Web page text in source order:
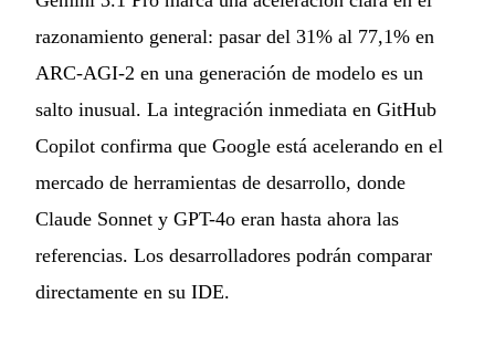
razonamiento general: pasar del 31% al 77,1% en
ARC-AGI-2 en una generación de modelo es un
salto inusual. La integración inmediata en GitHub
Copilot confirma que Google está acelerando en el
mercado de herramientas de desarrollo, donde
Claude Sonnet y GPT-4o eran hasta ahora las
referencias. Los desarrolladores podrán comparar
directamente en su IDE.